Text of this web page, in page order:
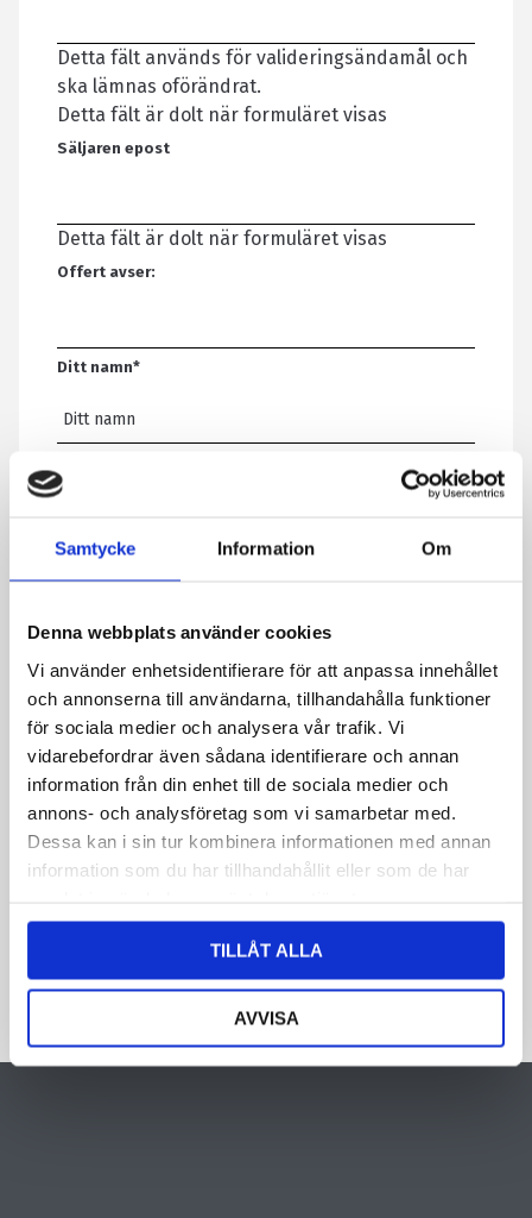
Samtycke Information Om
Denna webbplats använder cookies
Vi använder enhetsidentifierare för att anpassa innehållet
och annonserna till användarna, tillhandahålla funktioner
för sociala medier och analysera vår trafik. Vi
vidarebefordrar även sådana identifierare och annan
information från din enhet till de sociala medier och
annons- och analysföretag som vi samarbetar med.
Dessa kan i sin tur kombinera informationen med annan
information som du har tillhandahållit eller som de har
TILLÅT ALLA
AVVISA
Detta fält används för valideringsändamål och
ska lämnas oförändrat.
Detta fält är dolt när formuläret visas
Säljaren epost
Detta fält är dolt när formuläret visas
Offert avser:
Ditt namn*
Telefon
Genom att skicka formuläret godkänner du att vi sparar
information om dig. Läs mer om hur vi behandlar dina
personuppgifter i vår integritetspolicy.
CAPTCHA